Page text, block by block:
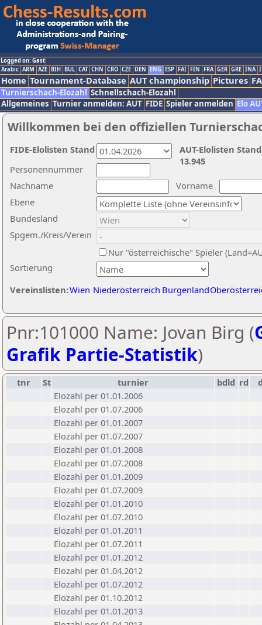
Logged on: Gast
Arabic ARM AZE BIH BUL CAT CHN CRO CZE DEN ENG ESP FAI FIN FRA GER GRE INA
Home Tournament-Database AUT championship Pictures
Turnierschach-Elozahl Schnellschach-Elozahl
Allgemeines Turnier anmelden: AUT FIDE Spieler anmelden Elo
Willkommen bei den offiziellen
Nachname
Vorname
Ebene
Sortierung
Personennummer
Bundesland
Spgem./Kreis/Verein
Nur "österreichische" Spieler
Vereinslisten:Wien Niederösterreich Burgenland
AUT-Elolisten
13.945
FIDE-Elolisten Stand
Pnr:101000 Name: Jovan Birg (
Grafik Partie-Statistik)
tnr St turnier bdld rd
Elozahl per 01.01.2006
Elozahl per 01.07.2006
Elozahl per 01.01.2007
Elozahl per 01.07.2007
Elozahl per 01.01.2008
Elozahl per 01.07.2008
Elozahl per 01.01.2009
Elozahl per 01.07.2009
Elozahl per 01.01.2010
Elozahl per 01.07.2010
Elozahl per 01.01.2011
Elozahl per 01.07.2011
Elozahl per 01.01.2012
Elozahl per 01.04.2012
Elozahl per 01.07.2012
Elozahl per 01.10.2012
Elozahl per 01.01.2013